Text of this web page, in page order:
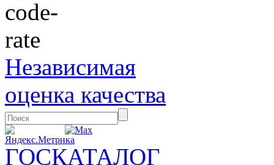
Независимая
оценка качества
ГОСКАТАЛОГ